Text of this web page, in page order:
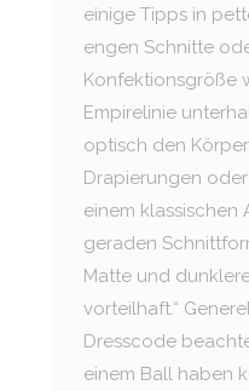
einige Tipps in
engen Schnitte
Konfektionsgröße
Empirelinie
optisch den
Drapierungen
einem klassischen
geraden
Matte und
vorteilhaft.“
Dresscode
einem Ball haben